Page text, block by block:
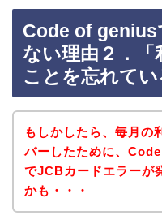
Code of genius
ない理由２．「
ことを忘れてい
もしかしたら、毎月の
バーしたために、
でJCBカードエラーが
かも・・・